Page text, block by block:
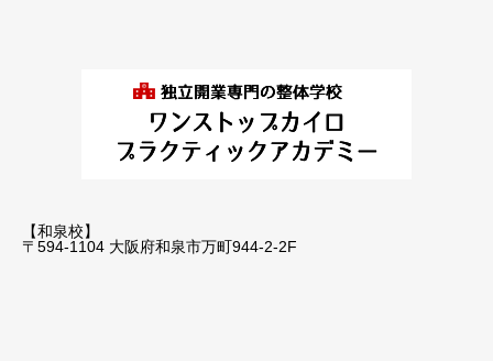
【和泉校】
〒594-1104 大阪府和泉市万町944-2-2F